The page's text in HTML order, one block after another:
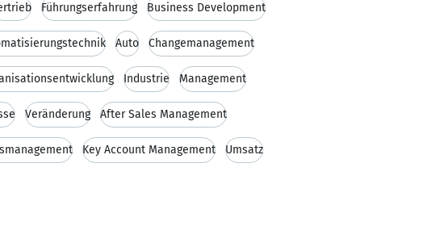
Führungserfahrung Business Development
Auto Changemanagement
Industrie Management
Veränderung After Sales Management
Key Account Management Umsatz